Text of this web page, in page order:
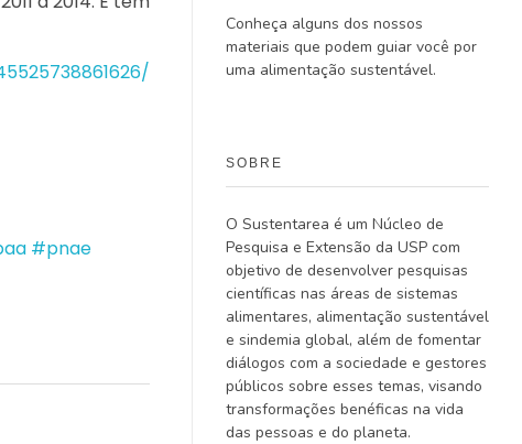
#pnae
Conheça alguns dos nossos
materiais que podem guiar você por
uma alimentação sustentável.
SOBRE
O Sustentarea é um Núcleo de
Pesquisa e Extensão da USP com
objetivo de desenvolver pesquisas
científicas nas áreas de sistemas
alimentares, alimentação sustentável
e sindemia global, além de fomentar
diálogos com a sociedade e gestores
públicos sobre esses temas, visando
transformações benéficas na vida
das pessoas e do planeta.